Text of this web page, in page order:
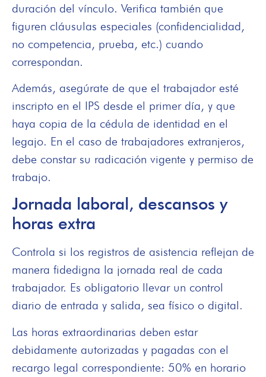
duración del vínculo. Verifica también que
figuren cláusulas especiales (confidencialidad,
no competencia, prueba, etc.) cuando
correspondan.
Además, asegúrate de que el trabajador esté
inscripto en el IPS desde el primer día, y que
haya copia de la cédula de identidad en el
legajo. En el caso de trabajadores extranjeros,
debe constar su radicación vigente y permiso de
trabajo.
Jornada laboral, descansos y
horas extra
Controla si los registros de asistencia reflejan de
manera fidedigna la jornada real de cada
trabajador. Es obligatorio llevar un control
diario de entrada y salida, sea físico o digital.
Las horas extraordinarias deben estar
debidamente autorizadas y pagadas con el
recargo legal correspondiente: 50% en horario